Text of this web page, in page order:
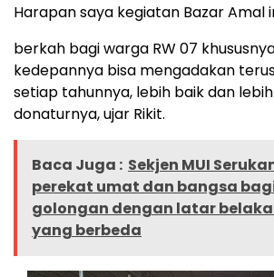
Harapan saya kegiatan Bazar Amal
berkah bagi warga RW 07
kedepannya bisa mengadakan
setiap tahunnya, lebih baik dan
donaturnya, ujar Rikit.
Baca Juga : Sekjen MUI
perekat umat dan bangsa
golongan dengan latar
yang berbeda